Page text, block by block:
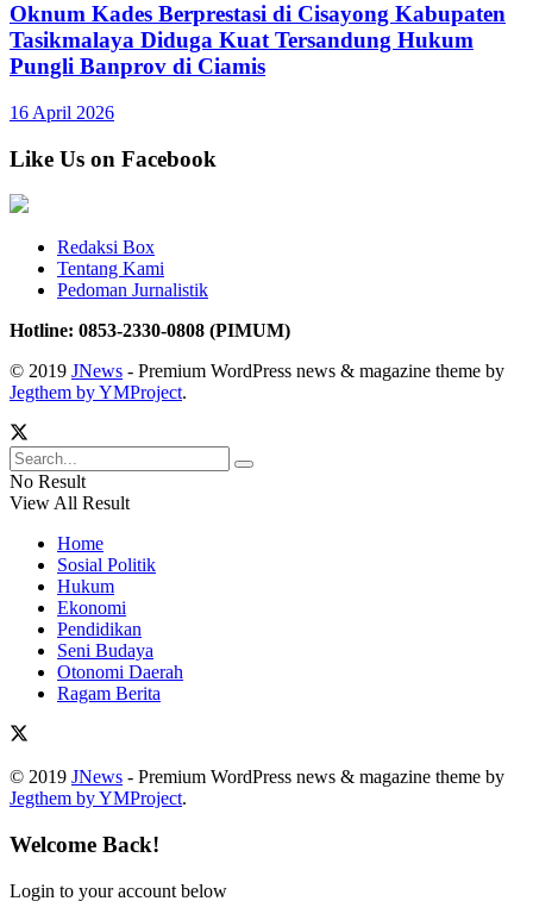
Oknum Kades Berprestasi di Cisayong Kabupaten
Tasikmalaya Diduga Kuat Tersandung Hukum
Pungli Banprov di Ciamis
16 April 2026
Like Us on Facebook
Redaksi Box
Tentang Kami
Pedoman Jurnalistik
Hotline: 0853-2330-0808 (PIMUM)
© 2019 JNews - Premium WordPress news & magazine theme by
Jegthem by YMProject.
No Result
View All Result
Home
Sosial Politik
Hukum
Ekonomi
Pendidikan
Seni Budaya
Otonomi Daerah
Ragam Berita
© 2019 JNews - Premium WordPress news & magazine theme by
Jegthem by YMProject.
Welcome Back!
Login to your account below